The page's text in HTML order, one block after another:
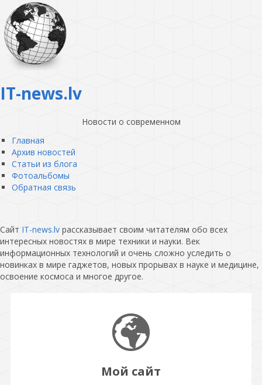
IT-news.lv
Новости о современном
Главная
Архив новостей
Статьи из блога
Фотоальбомы
Обратная связь
Сайт IT-news.lv рассказывает своим читателям обо всех
интересных новостях в мире техники и науки. Век
информационных технологий и очень сложно уследить о
новинках в мире гаджетов, новых прорывах в науке и медицине,
освоение космоса и многое другое.
Мой сайт